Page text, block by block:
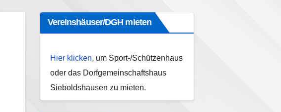
Vereinshäuser/DGH mieten
Hier klicken, um Sport-/Schützenhaus
oder das Dorfgemeinschaftshaus
Sieboldshausen zu mieten.